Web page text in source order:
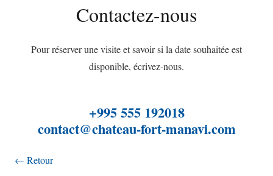
Contactez-nous
Pour réserver une visite et savoir si la date souhaitée est
disponible, écrivez-nous.
+995 555 192018
contact@chateau-fort-manavi.com
← Retour